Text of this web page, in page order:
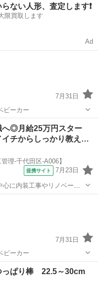
ない人形、査定します❗️
限買取します
Ad
7月31日
ビーカー
◎月給25万円スター
イチからしっかり教え…
理-千代田区-A006】
提携サイト 7月23日
です。 住宅・店舗・ビルな
物処理まで一貫して行っ
7月31日
ビーカー
バスタブ
ぱり棒 22.5～30cm